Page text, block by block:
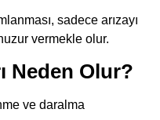
sadece arızayı
vermekle olur.
Neden Olur?
ve daralma